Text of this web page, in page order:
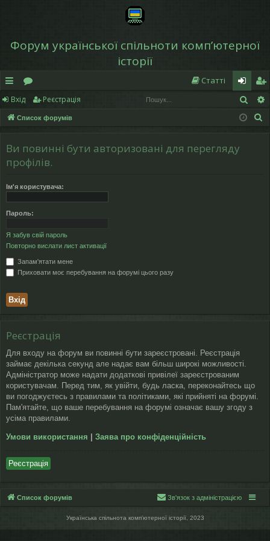
Форум української спільноти компʼютерної
історії
в
и
и
д
ту
п
о
ру
и
Статті
хі
д
еє
ст
Вхід Реєстрація
Список форумів
Ви повинні бути авторизовані для перегляду
профілів.
Ім'я користувача:
Пароль:
Я забув свій пароль
Повторно вислати лист активації
Запам'ятати мене
Приховати моє перебування на форумі цього разу
Реєстрація
Для входу на форум ви повинні бути зареєстровані. Реєстрація
займає декілька секунд але надає вам більш широкі можливості.
Адміністратор може надати додаткові привілеї зареєстрованим
користувачам. Перед тим, як увійти, будь ласка, переконайтесь що
ви погоджуєтесь з правилами та політиками, які прийняті на форумі.
Пам'ятайте, що ваше перебування на форумі означає вашу згоду з
усіма правилами.
Умови використання Заява про конфіденційність
Реєстрація
Список форумів Зв'язок з адміністрацією
Українська спільнота компʼютерної історії, 2023